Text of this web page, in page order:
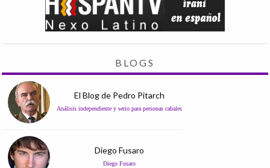
BLOGS
El Blog de Pedro Pitarch
Análisis independiente y serio para personas cabales
Diego Fusaro
Diego Fusaro